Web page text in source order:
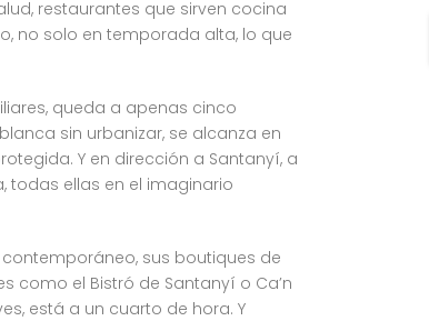
restaurantes que sirven cocina
no solo en temporada alta, lo que
queda a apenas cinco
sin urbanizar, se alcanza en
Y en dirección a Santanyí, a
todas ellas en el imaginario
sus boutiques de
como el Bistró de Santanyí o Ca’n
está a un cuarto de hora. Y